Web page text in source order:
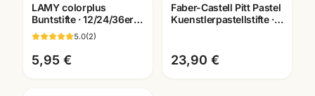
LAMY colorplus
Buntstifte · 12/24/36er
Set · hochpigmentiert ·
Künstlerbedarf
5.0(2)
5,95 €
Faber-Castell Pitt Pastel
Kuenstlerpastellstifte ·
23,90 €